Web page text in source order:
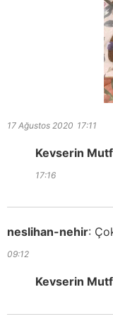
17 Ağustos 2020 17:11
Kevserin
17:16
neslihan-nehir:
09:12
Kevserin